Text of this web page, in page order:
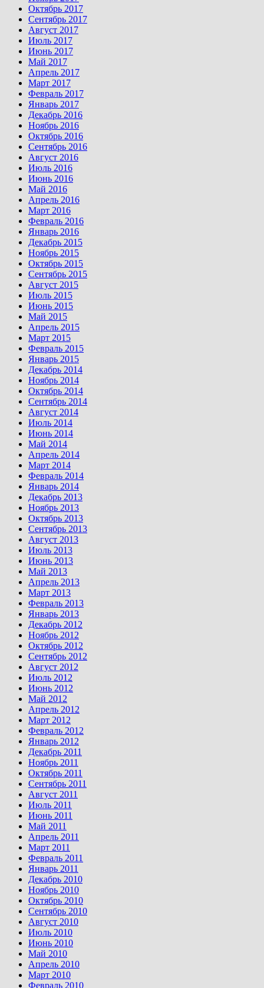
Октябрь 2017
Сентябрь 2017
Август 2017
Июль 2017
Июнь 2017
Май 2017
Апрель 2017
Март 2017
Февраль 2017
Январь 2017
Декабрь 2016
Ноябрь 2016
Октябрь 2016
Сентябрь 2016
Август 2016
Июль 2016
Июнь 2016
Май 2016
Апрель 2016
Март 2016
Февраль 2016
Январь 2016
Декабрь 2015
Ноябрь 2015
Октябрь 2015
Сентябрь 2015
Август 2015
Июль 2015
Июнь 2015
Май 2015
Апрель 2015
Март 2015
Февраль 2015
Январь 2015
Декабрь 2014
Ноябрь 2014
Октябрь 2014
Сентябрь 2014
Август 2014
Июль 2014
Июнь 2014
Май 2014
Апрель 2014
Март 2014
Февраль 2014
Январь 2014
Декабрь 2013
Ноябрь 2013
Октябрь 2013
Сентябрь 2013
Август 2013
Июль 2013
Июнь 2013
Май 2013
Апрель 2013
Март 2013
Февраль 2013
Январь 2013
Декабрь 2012
Ноябрь 2012
Октябрь 2012
Сентябрь 2012
Август 2012
Июль 2012
Июнь 2012
Май 2012
Апрель 2012
Март 2012
Февраль 2012
Январь 2012
Декабрь 2011
Ноябрь 2011
Октябрь 2011
Сентябрь 2011
Август 2011
Июль 2011
Июнь 2011
Май 2011
Апрель 2011
Март 2011
Февраль 2011
Январь 2011
Декабрь 2010
Ноябрь 2010
Октябрь 2010
Сентябрь 2010
Август 2010
Июль 2010
Июнь 2010
Май 2010
Апрель 2010
Март 2010
Февраль 2010